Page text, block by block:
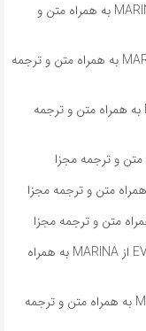
آهنگ انگلیسی PRINCESS OF POWER از MARINA به همراه متن و
آهنگ انگلیسی METALLIC STALLION از MARINA به همراه متن و ترجمه
آهنگ انگلیسی JE NE SAIS QUOI از MARINA به همراه متن و ترجمه
آهنگ انگلیسی EVERYBODY KNOWS I’M SAD از MARINA به همراه
آهنگ انگلیسی DIGITAL FANTASY از MARINA به همراه متن و ترجمه